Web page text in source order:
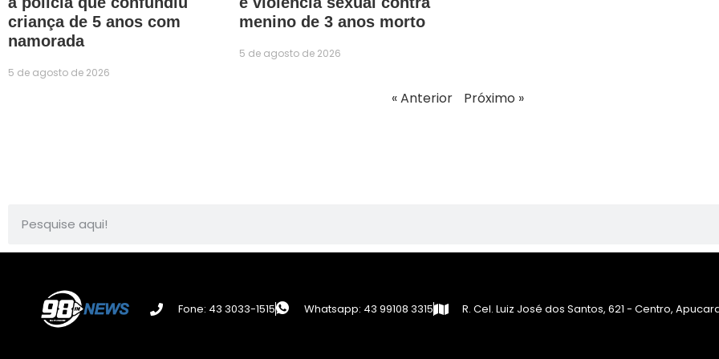
criança de 5 anos com
namorada
5 de agosto de 2026
menino de 3 anos morto
5 de agosto de 2026
« Anterior Próximo »
Fone: 43 3033-1515 Whatsapp: 43 99108 3315 R. Cel. Luiz José dos Santos, 621 - Centro,